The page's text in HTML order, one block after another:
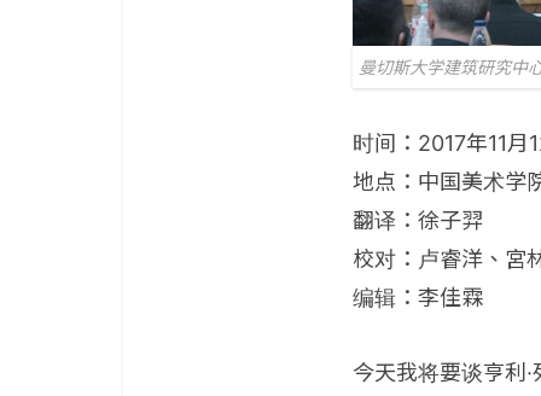
曼切斯大学建筑研究中
时间：2017年11月
地点：中国美术学
翻译：徐子羿
校对：卢睿洋、宮
编辑：李佳霖
今天我将要谈亨利